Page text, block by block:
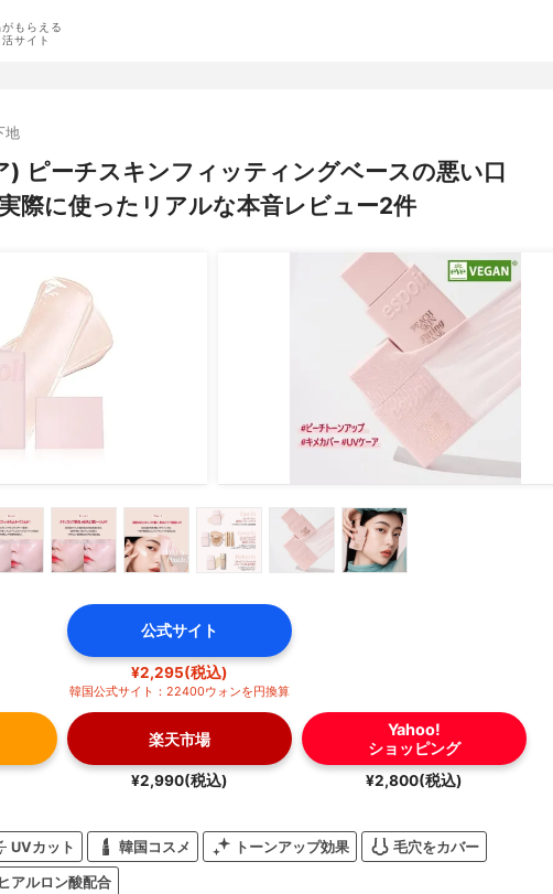
もらえる
サイト
地
ピーチスキンフィッティングベースの悪い口
際に使ったリアルな本音レビュー2件
公式サイト
¥2,295(税込)
韓国公式サイト：22400ウォンを円換算
楽天市場
¥2,990(税込)
Yahoo!
ショッピング
¥2,800(税込)
UVカット 韓国コスメ トーンアップ効果 毛穴をカバー
ヒアルロン酸配合